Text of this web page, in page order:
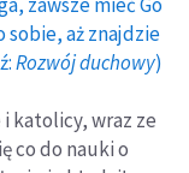
aż znajdzie
Rozwój duchowy)
i katolicy, wraz ze
co do nauki o